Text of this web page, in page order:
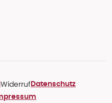
Widerruf Datenschutz